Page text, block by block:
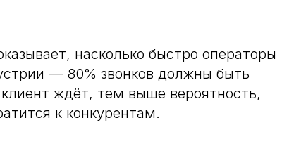
насколько быстро операторы
— 80% звонков должны быть
ждёт, тем выше вероятность,
к конкурентам.